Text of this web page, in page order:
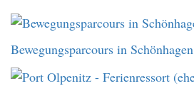
Bewegungsparcours in Schönhagen